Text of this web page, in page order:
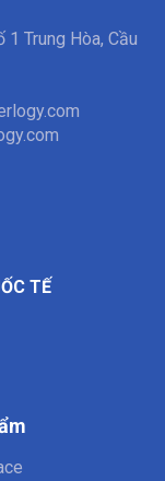
TẾ
1 Trung Hòa, Cầu